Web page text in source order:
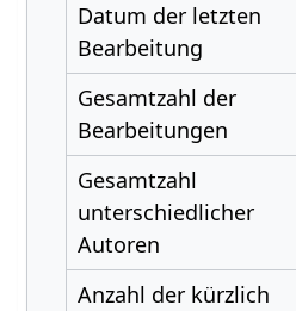
Datum der letzten
Bearbeitung
Gesamtzahl der
Bearbeitungen
Gesamtzahl
unterschiedlicher
Autoren
Anzahl der kürzlich